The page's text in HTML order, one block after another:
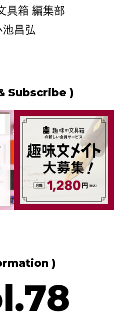
具箱 編集部
池昌弘
Subscribe )
)